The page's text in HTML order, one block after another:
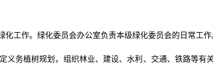
工作。绿化委员会办公室负责本级绿化委员会的日常工作
务植树规划，组织林业、建设、水利、交通、铁路等有